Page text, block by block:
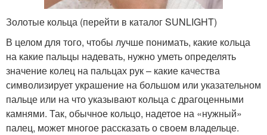
Золотые кольца (перейти в каталог SUNLIGHT)
В целом для того, чтобы лучше понимать, какие кольца
на какие пальцы надевать, нужно уметь определять
значение колец на пальцах рук – какие качества
символизирует украшение на большом или указательном
пальце или на что указывают кольца с драгоценными
камнями. Так, обычное кольцо, надетое на «нужный»
палец, может многое рассказать о своем владельце.